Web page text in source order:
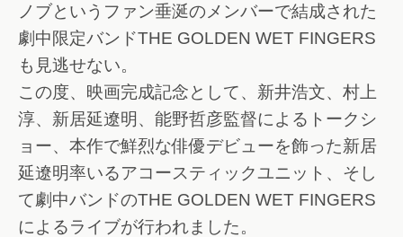
ノブというファン垂涎のメンバーで結成された
劇中限定バンドTHE GOLDEN WET FINGERS
も見逃せない。
この度、映画完成記念として、新井浩文、村上
淳、新居延遼明、能野哲彦監督によるトークシ
ョー、本作で鮮烈な俳優デビューを飾った新居
延遼明率いるアコースティックユニット、そし
て劇中バンドのTHE GOLDEN WET FINGERS
によるライブが行われました。